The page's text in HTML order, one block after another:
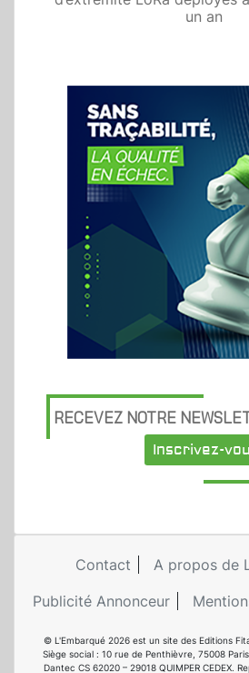
un an
RECEVEZ NOTRE
Inscrivez-
Contact
A propos de
Publicité Annonceur
© L'Embarqué 2026 est un site des Editions
Siège social : 10 rue de Penthièvre, 75008
Dantec CS 62020 – 29018 QUIMPER CEDEX.